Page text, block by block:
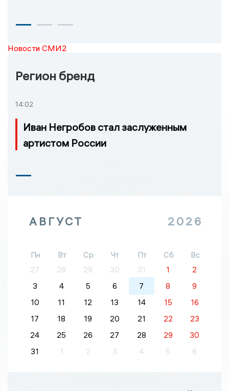
Новости СМИ2
Регион бренд
14:02
Иван Негробов стал заслуженным
артистом России
АВГУСТ 2026
Пн Вт Ср Чт Пт Сб
Вс
27
28 29 30 31 1
2
3
4 5 6 7 8
9
10
11 12 13 14 15
16
17
18 19 20 21 22
23
24
25 26 27 28 29
30
31
1 2 3 4 5 6